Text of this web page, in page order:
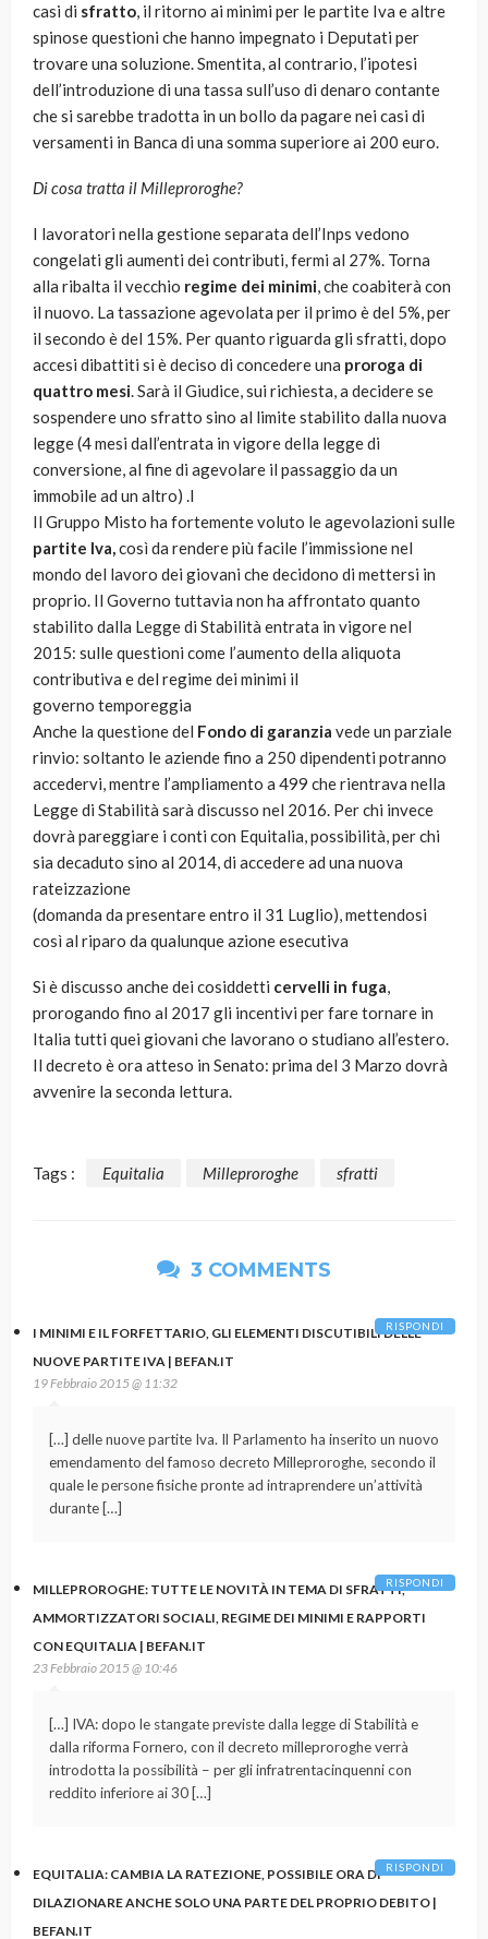
casi di sfratto, il ritorno ai minimi per le partite Iva e altre
spinose questioni che hanno impegnato i Deputati per
trovare una soluzione. Smentita, al contrario, l’ipotesi
dell’introduzione di una tassa sull’uso di denaro contante
che si sarebbe tradotta in un bollo da pagare nei casi di
versamenti in Banca di una somma superiore ai 200 euro.
Di cosa tratta il Milleproroghe?
I lavoratori nella gestione separata dell’Inps vedono
congelati gli aumenti dei contributi, fermi al 27%. Torna
alla ribalta il vecchio regime dei minimi, che coabiterà con
il nuovo. La tassazione agevolata per il primo è del 5%, per
il secondo è del 15%. Per quanto riguarda gli sfratti, dopo
accesi dibattiti si è deciso di concedere una proroga di
quattro mesi. Sarà il Giudice, sui richiesta, a decidere se
sospendere uno sfratto sino al limite stabilito dalla nuova
legge (4 mesi dall’entrata in vigore della legge di
conversione, al fine di agevolare il passaggio da un
immobile ad un altro) .l
Il Gruppo Misto ha fortemente voluto le agevolazioni sulle
partite Iva,così da rendere più facile l’immissione nel
mondo del lavoro dei giovani che decidono di mettersi in
proprio. Il Governo tuttavia non ha affrontato quanto
stabilito dalla Legge di Stabilità entrata in vigore nel
2015: sulle questioni come l’aumento della aliquota
contributiva e del regime dei minimi il
governo temporeggia
Anche la questione del Fondo di garanzia vede un parziale
rinvio: soltanto le aziende fino a 250 dipendenti potranno
accedervi, mentre l’ampliamento a 499 che rientrava nella
Legge di Stabilità sarà discusso nel 2016. Per chi invece
dovrà pareggiare i conti con Equitalia, possibilità, per chi
sia decaduto sino al 2014, di accedere ad una nuova
rateizzazione
(domanda da presentare entro il 31 Luglio), mettendosi
così al riparo da qualunque azione esecutiva
Si è discusso anche dei cosiddetti cervelli in fuga,
prorogando fino al 2017 gli incentivi per fare tornare in
Italia tutti quei giovani che lavorano o studiano all’estero.
Il decreto è ora atteso in Senato: prima del 3 Marzo dovrà
avvenire la seconda lettura.
Tags : Equitalia Milleproroghe sfratti
3 COMMENTS
I MINIMI E IL FORFETTARIO, GLI ELEMENTI DISCUTIBILI DELLE
NUOVE PARTITE IVA | BEFAN.IT
19 Febbraio 2015 @ 11:32
[…] delle nuove partite Iva. Il Parlamento ha inserito un nuovo
emendamento del famoso decreto Milleproroghe, secondo il
quale le persone fisiche pronte ad intraprendere un’attività
durante […]
RISPONDI
MILLEPROROGHE: TUTTE LE NOVITÀ IN TEMA DI SFRATTI,
AMMORTIZZATORI SOCIALI, REGIME DEI MINIMI E RAPPORTI
CON EQUITALIA | BEFAN.IT
23 Febbraio 2015 @ 10:46
[…] IVA: dopo le stangate previste dalla legge di Stabilità e
dalla riforma Fornero, con il decreto milleproroghe verrà
introdotta la possibilità – per gli infratrentacinquenni con
reddito inferiore ai 30 […]
RISPONDI
EQUITALIA: CAMBIA LA RATEZIONE, POSSIBILE ORA DI
DILAZIONARE ANCHE SOLO UNA PARTE DEL PROPRIO DEBITO |
BEFAN.IT
RISPONDI